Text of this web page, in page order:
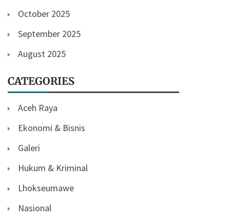
October 2025
September 2025
August 2025
CATEGORIES
Aceh Raya
Ekonomi & Bisnis
Galeri
Hukum & Kriminal
Lhokseumawe
Nasional